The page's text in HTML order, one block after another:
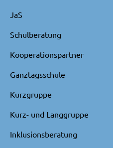
JaS
Schulberatung
Kooperationspartner
Ganztagsschule
Kurzgruppe
Kurz- und Langgruppe
Inklusionsberatung